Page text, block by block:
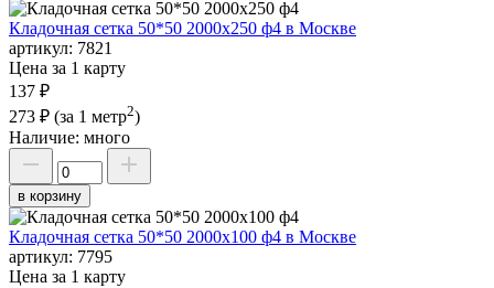
Кладочная сетка 50*50 2000х250 ф4 в Москве
артикул: 7821
Цена за 1 карту
137 ₽
273 ₽ (за 1 метр2)
Наличие: много
в корзину
Кладочная сетка 50*50 2000х100 ф4 в Москве
артикул: 7795
Цена за 1 карту